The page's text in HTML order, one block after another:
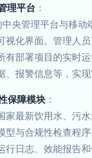
理平台 ：
央管理平台与移动
视化界面。管理人
有部署项目的实时
报警信息等，实现
保障模块 ：
家最新饮用水、污
型与合规性检查程
行日志、效能报告